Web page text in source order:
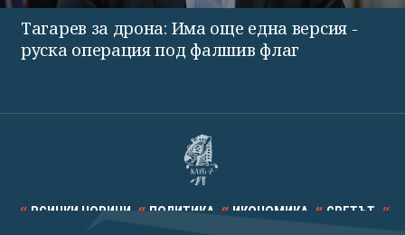
Тагарев за дрона: Има още една версия -
руска операция под фалшив флаг
ВСИЧКИ НОВИНИ ПОЛИТИКА ИКОНОМИКА СВЕТЪТ